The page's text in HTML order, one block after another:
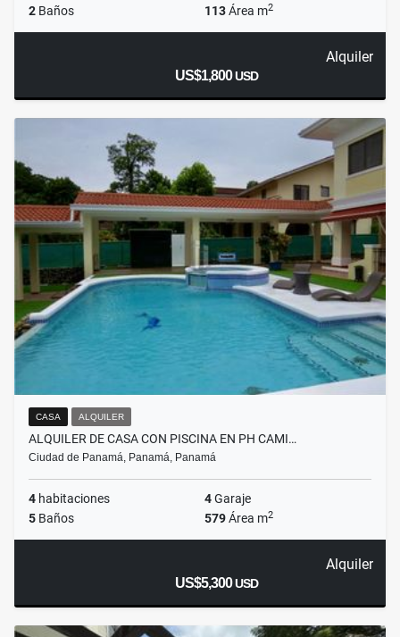
2 Baños 113Área m2
Alquiler
US$1,800USD
CASA ALQUILER
ALQUILER DE CASA CON PISCINA EN PH CAMI…
Ciudad de Panamá, Panamá, Panamá
4 habitaciones 4Garaje
5 Baños 579Área m2
Alquiler
US$5,300USD